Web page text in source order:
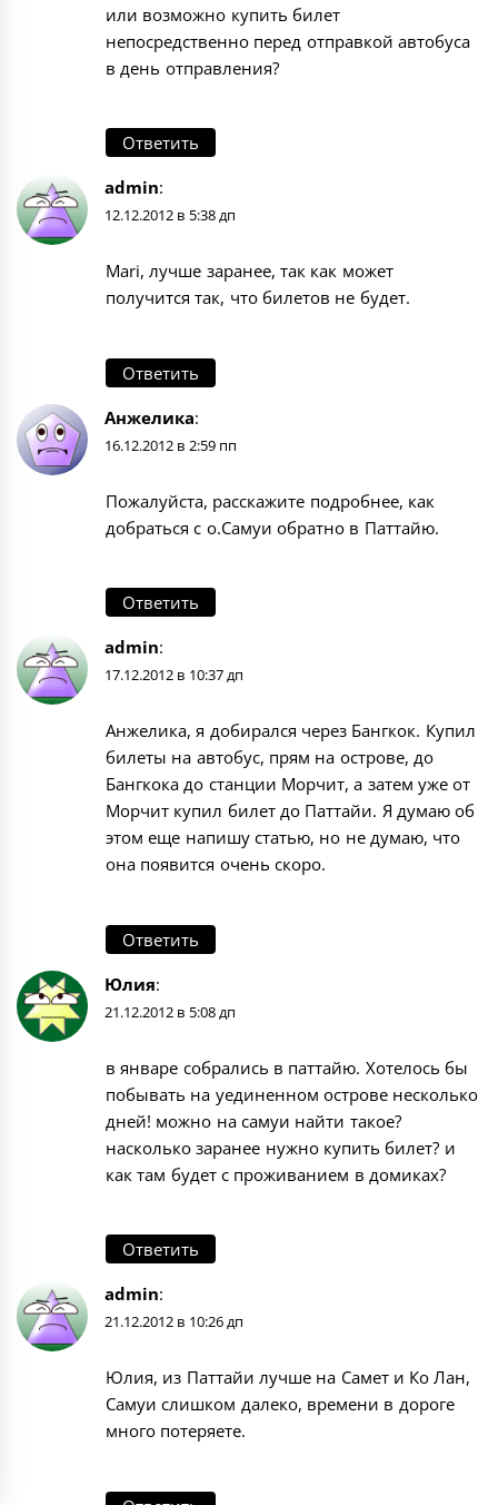
или возможно купить билет
непосредственно перед отправкой автобуса
в день отправления?
Ответить
admin:
12.12.2012 в 5:38 дп
Mari, лучше заранее, так как может
получится так, что билетов не будет.
Ответить
Анжелика:
16.12.2012 в 2:59 пп
Пожалуйста, расскажите подробнее, как
добраться с о.Самуи обратно в Паттайю.
Ответить
admin:
17.12.2012 в 10:37 дп
Анжелика, я добирался через Бангкок. Купил
билеты на автобус, прям на острове, до
Бангкока до станции Морчит, а затем уже от
Морчит купил билет до Паттайи. Я думаю об
этом еще напишу статью, но не думаю, что
она появится очень скоро.
Ответить
Юлия:
21.12.2012 в 5:08 дп
в январе собрались в паттайю. Хотелось бы
побывать на уединенном острове несколько
дней! можно на самуи найти такое?
насколько заранее нужно купить билет? и
как там будет с проживанием в домиках?
Ответить
admin:
21.12.2012 в 10:26 дп
Юлия, из Паттайи лучше на Самет и Ко Лан,
Самуи слишком далеко, времени в дороге
много потеряете.